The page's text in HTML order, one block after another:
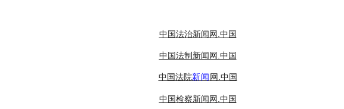
中国法治新闻网.中国
中国法制新闻网.中国
中国法院新闻 网.中国
中国检察新闻网.中国